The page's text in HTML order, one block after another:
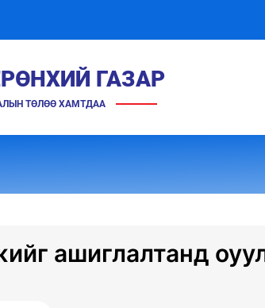
ГАЗАР
ТӨЛӨӨ ХАМТДАА
ашиглалтанд